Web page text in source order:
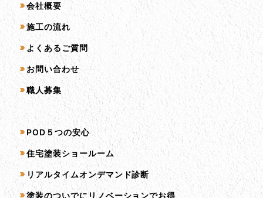
会社概要
施工の流れ
よくあるご質問
お問い合わせ
職人募集
サービス一覧
POD５つの安心
住宅塗装ショールーム
リアルタイムオンデマンド診断
塗装のついでにリノベーションでお得